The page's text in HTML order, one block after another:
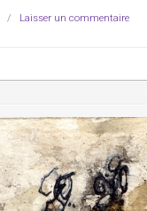
/ Laisser un commentaire